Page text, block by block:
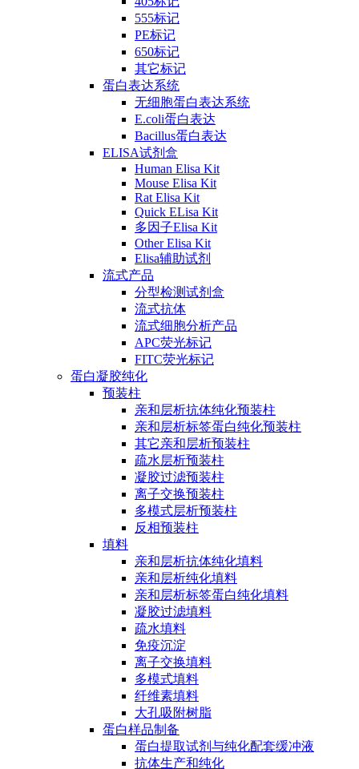
555标记
PE标记
650标记
其它标记
蛋白表达系统
无细胞蛋白表达系统
E.coli蛋白表达
Bacillus蛋白表达
ELISA试剂盒
Human Elisa Kit
Mouse Elisa Kit
Rat Elisa Kit
Quick ELisa Kit
多因子Elisa Kit
Other Elisa Kit
Elisa辅助试剂
流式产品
分型检测试剂盒
流式抗体
流式细胞分析产品
APC荧光标记
FITC荧光标记
蛋白凝胶纯化
预装柱
亲和层析抗体纯化预装柱
亲和层析标签蛋白纯化预装柱
其它亲和层析预装柱
疏水层析预装柱
凝胶过滤预装柱
离子交换预装柱
多模式层析预装柱
反相预装柱
填料
亲和层析抗体纯化填料
亲和层析纯化填料
亲和层析标签蛋白纯化填料
凝胶过滤填料
疏水填料
免疫沉淀
离子交换填料
多模式填料
纤维素填料
大孔吸附树脂
蛋白样品制备
蛋白提取试剂与纯化配套缓冲液
抗体生产和纯化